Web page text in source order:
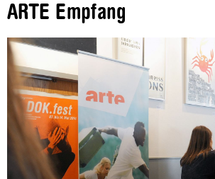
ARTE Empfang